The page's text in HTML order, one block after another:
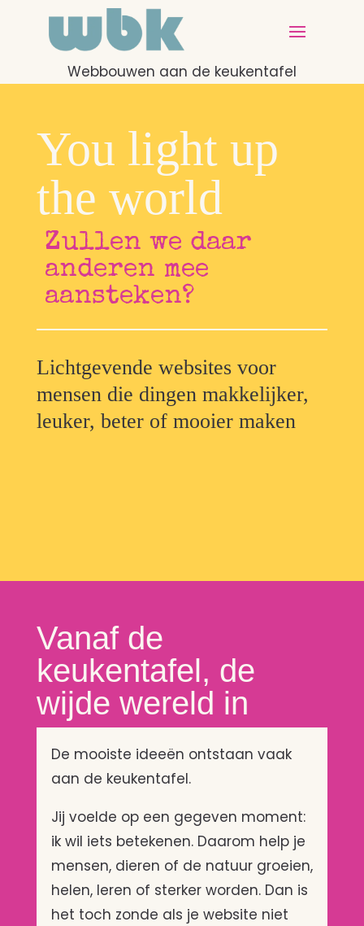
Webbouwen aan de keukentafel
You light up
the world
Zullen we daar
anderen mee
aansteken?
Lichtgevende websites voor
mensen die dingen makkelijker,
leuker, beter of mooier maken
Vanaf de
keukentafel, de
wijde wereld in
De mooiste ideeën ontstaan vaak
aan de keukentafel.
Jij voelde op een gegeven moment:
ik wil iets betekenen. Daarom help je
mensen, dieren of de natuur groeien,
helen, leren of sterker worden. Dan is
het toch zonde als je website niet